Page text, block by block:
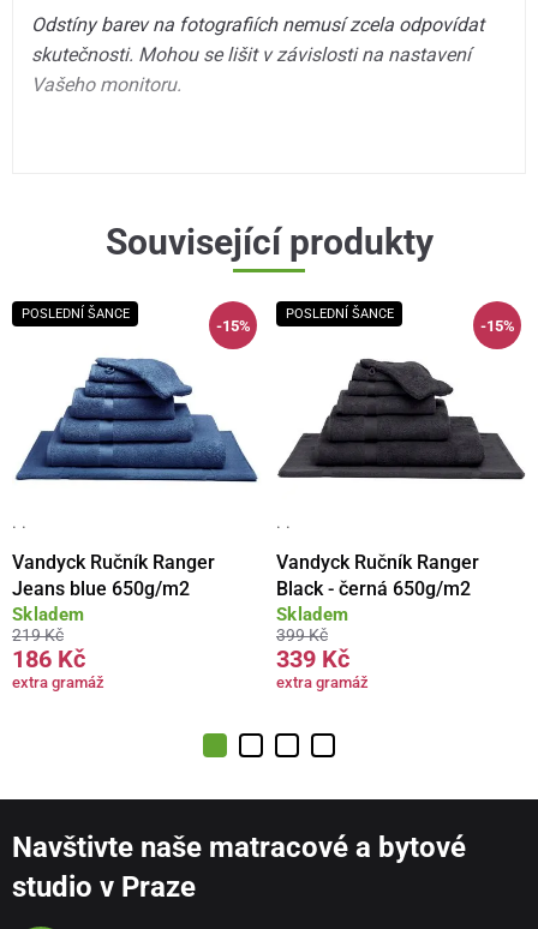
Odstíny barev na fotografiích nemusí zcela odpovídat
skutečnosti. Mohou se lišit v závislosti na nastavení
Vašeho monitoru.
Související produkty
POSLEDNÍ ŠANCE
-15%
· ·
Vandyck Ručník Ranger
Jeans blue 650g/m2
Skladem
219 Kč
186 Kč
extra gramáž
POSLEDNÍ ŠANCE
-15%
· ·
Vandyck Ručník Ranger
Black - černá 650g/m2
Skladem
399 Kč
339 Kč
extra gramáž
Navštivte naše matracové a bytové
studio v Praze